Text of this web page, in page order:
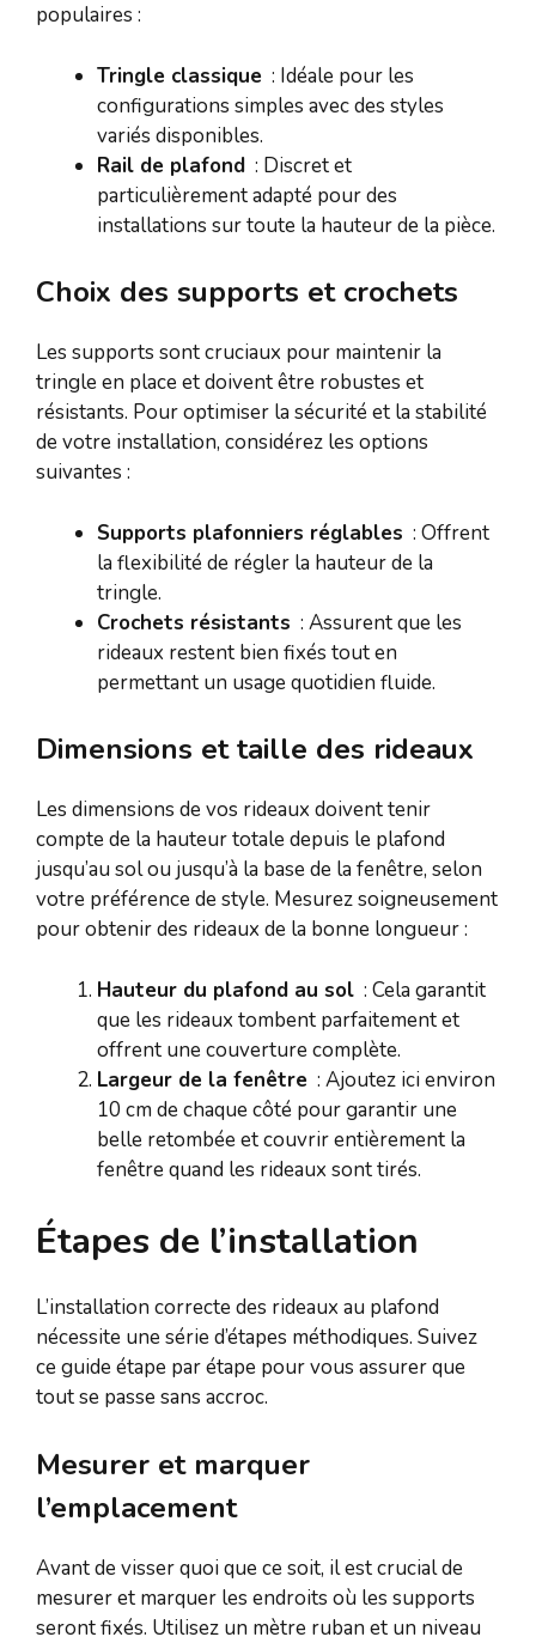
populaires :
Tringle classique : Idéale pour les
configurations simples avec des styles
variés disponibles.
Rail de plafond : Discret et
particulièrement adapté pour des
installations sur toute la hauteur de la pièce.
Choix des supports et crochets
Les supports sont cruciaux pour maintenir la
tringle en place et doivent être robustes et
résistants. Pour optimiser la sécurité et la stabilité
de votre installation, considérez les options
suivantes :
Supports plafonniers réglables : Offrent
la flexibilité de régler la hauteur de la
tringle.
Crochets résistants : Assurent que les
rideaux restent bien fixés tout en
permettant un usage quotidien fluide.
Dimensions et taille des rideaux
Les dimensions de vos rideaux doivent tenir
compte de la hauteur totale depuis le plafond
jusqu’au sol ou jusqu’à la base de la fenêtre, selon
votre préférence de style. Mesurez soigneusement
pour obtenir des rideaux de la bonne longueur :
Hauteur du plafond au sol : Cela garantit
que les rideaux tombent parfaitement et
offrent une couverture complète.
Largeur de la fenêtre : Ajoutez ici environ
10 cm de chaque côté pour garantir une
belle retombée et couvrir entièrement la
fenêtre quand les rideaux sont tirés.
Étapes de l’installation
L’installation correcte des rideaux au plafond
nécessite une série d’étapes méthodiques. Suivez
ce guide étape par étape pour vous assurer que
tout se passe sans accroc.
Mesurer et marquer
l’emplacement
Avant de visser quoi que ce soit, il est crucial de
mesurer et marquer les endroits où les supports
seront fixés. Utilisez un mètre ruban et un niveau